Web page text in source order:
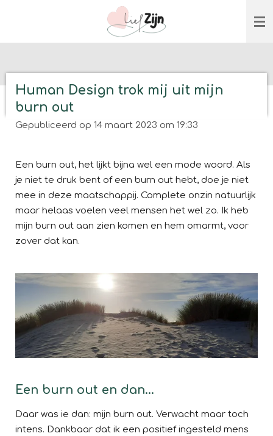
naar
hoofdinhoud
Human Design trok mij uit mijn
burn out
Gepubliceerd op 14 maart 2023 om 19:33
Een burn out, het lijkt bijna wel een mode woord. Als
je niet te druk bent of een burn out hebt, doe je niet
mee in deze maatschappij. Complete onzin natuurlijk
maar helaas voelen veel mensen het wel zo. Ik heb
mijn burn out aan zien komen en hem omarmt, voor
zover dat kan.
Een burn out en dan...
Daar was ie dan: mijn burn out. Verwacht maar toch
intens. Dankbaar dat ik een positief ingesteld mens